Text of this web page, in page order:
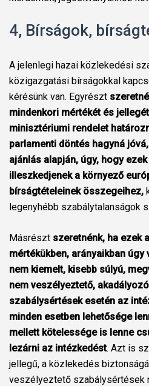
4, Bírságok,
A jelenlegi hazai közlekedési
közigazgatási bírságokkal
kérésünk van. Egyrészt
mindenkori mértékét és
minisztériumi rendelet
parlamenti döntés hagyná
ajánlás alapján, úgy, hogy
illeszkedjenek a környező
bírságtételeinek összegeihez,
legenyhébb szabálytalanságok
Másrészt szeretnénk, ha ezek
mértékükben, arányaikban
nem kiemelt, kisebb súlyú,
nem veszélyeztető,
szabálysértések esetén az
minden esetben lehetősége
mellett kötelessége is lenne
lezárni az intézkedést. Azt is
jellegű, a közlekedés
veszélyeztető szabálysértések